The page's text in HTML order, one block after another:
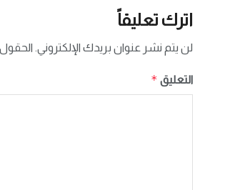
اترك تعليقاً
لن يتم نشر عنوان بريدك الإلكتروني. الحقول
التعليق *